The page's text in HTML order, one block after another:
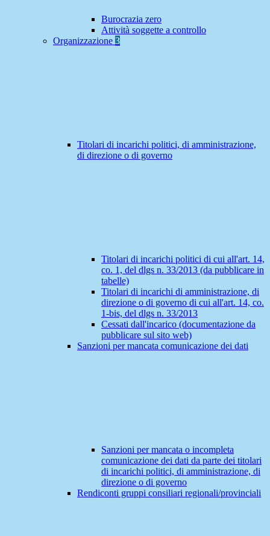
Burocrazia zero
Attività soggette a controllo
Organizzazione 3
Titolari di incarichi politici, di amministrazione,
di direzione o di governo
Titolari di incarichi politici di cui all'art. 14,
co. 1, del dlgs n. 33/2013 (da pubblicare in
tabelle)
Titolari di incarichi di amministrazione, di
direzione o di governo di cui all'art. 14, co.
1-bis, del dlgs n. 33/2013
Cessati dall'incarico (documentazione da
pubblicare sul sito web)
Sanzioni per mancata comunicazione dei dati
Sanzioni per mancata o incompleta
comunicazione dei dati da parte dei titolari
di incarichi politici, di amministrazione, di
direzione o di governo
Rendiconti gruppi consiliari regionali/provinciali